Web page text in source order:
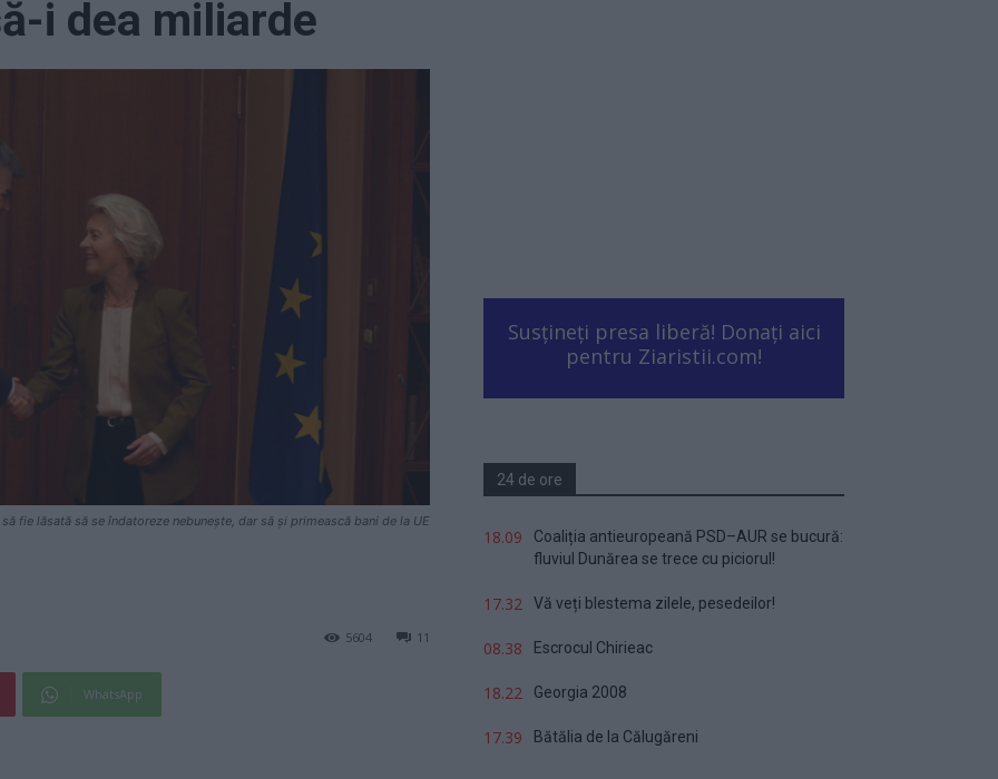
i dea miliarde
fie lăsată să se îndatoreze nebunește, dar să și primească bani de la UE
11
5604
WhatsApp
Susțineți presa liberă! Donați aici
pentru Ziaristii.com!
24 de ore
18.09
Coaliția antieuropeană PSD–AUR se bucură:
fluviul Dunărea se trece cu piciorul!
17.32 Vă veți blestema zilele, pesedeilor!
08.38 Escrocul Chirieac
18.22 Georgia 2008
17.39 Bătălia de la Călugăreni